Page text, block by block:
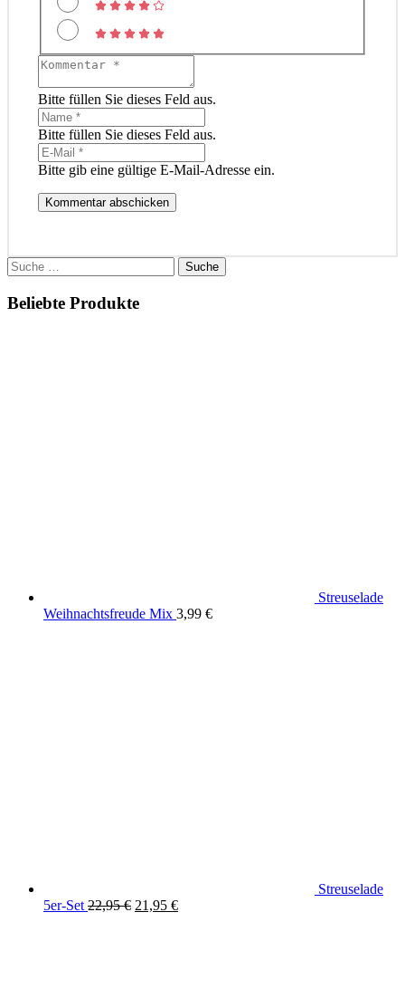
Bitte füllen Sie dieses Feld aus.
Bitte füllen Sie dieses Feld aus.
Bitte gib eine gültige E-Mail-Adresse ein.
Kommentar abschicken
Suche
nach:
Beliebte Produkte
Streuselade
Weihnachtsfreude Mix 3,99 €
Streuselade
5er-Set 22,95€ Ursprünglicher
21,95 €Aktueller